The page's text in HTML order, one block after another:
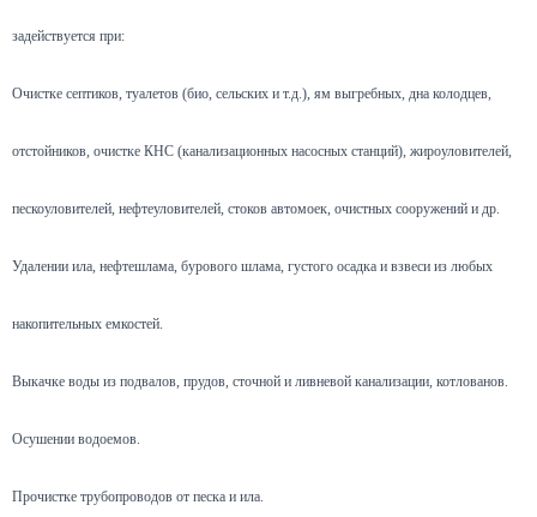
задействуется при:
Очистке септиков, туалетов (био, сельских и т.д.), ям выгребных, дна колодцев,
отстойников, очистке КНС (канализационных насосных станций), жироуловителей,
пескоуловителей, нефтеуловителей, стоков автомоек, очистных сооружений и др.
Удалении ила, нефтешлама, бурового шлама, густого осадка и взвеси из любых
накопительных емкостей.
Выкачке воды из подвалов, прудов, сточной и ливневой канализации, котлованов.
Осушении водоемов.
Прочистке трубопроводов от песка и ила.